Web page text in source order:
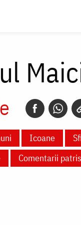
Icoane
Comentarii